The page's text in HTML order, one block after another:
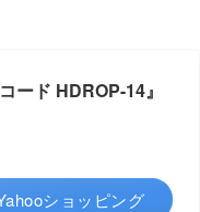
ード HDROP-14』
ショッピング